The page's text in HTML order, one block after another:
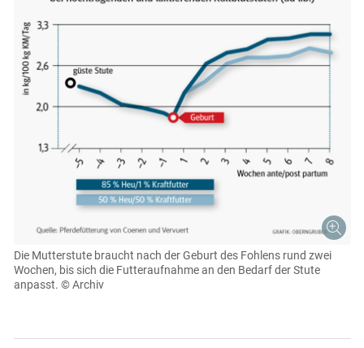
Die Mutterstute braucht nach der Geburt des Fohlens rund zwei
Wochen, bis sich die Futteraufnahme an den Bedarf der Stute
anpasst. © Archiv